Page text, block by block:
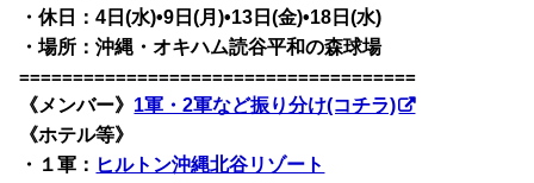
・休日：4日(水)•9日(月)•13日(金)•18日(水)
・場所：沖縄・オキハム読谷平和の森球場
=====================================
《メンバー》 1軍・2軍など振り分け(コチラ)
《ホテル等》
・１軍： ヒルトン沖縄北谷リゾート